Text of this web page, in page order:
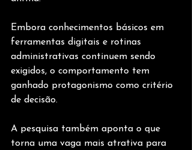
Embora conhecimentos básicos em
ferramentas digitais e rotinas
administrativas continuem sendo
exigidos, o comportamento tem
ganhado protagonismo como critério
de decisão.
A pesquisa também aponta o que
torna uma vaga mais atrativa para